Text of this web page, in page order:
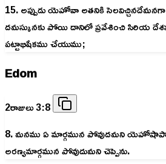
15. అప్పుడు యెహోవా అతనికి
దమస్కునకు పోయి దానిలో ప్రవేశించి సిరియ
పట్టాభిషేకము చేయుము;
Edom
2రాజులు 3:8
8. మనము ఏ మార్గమున పోవుదమని
అరణ్యమార్గమున పోవుదుమని చెప్పెను.